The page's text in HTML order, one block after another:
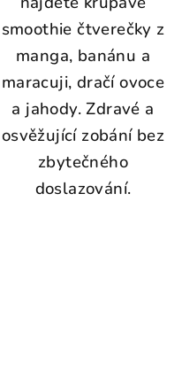
smoothie čtverečky z
manga, banánu a
maracuji, dračí ovoce
a jahody. Zdravé a
osvěžující zobání bez
zbytečného
doslazování.